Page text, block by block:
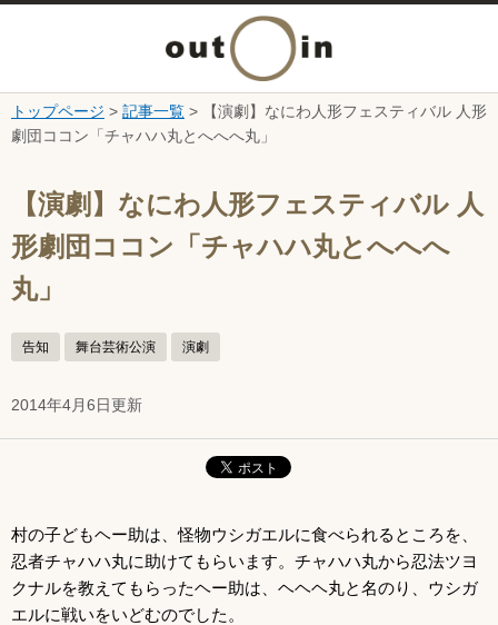
本文へ
ニ
ュ
ー
を
開
く
トップページ > 記事一覧 > 【演劇】なにわ人形フェスティバル 人形
劇団ココン「チャハハ丸とへへへ丸」
【演劇】なにわ人形フェスティバル 人
形劇団ココン「チャハハ丸とへへへ
丸」
告知 舞台芸術公演 演劇
2014年4月6日更新
村の子どもヘー助は、怪物ウシガエルに食べられるところを、
忍者チャハハ丸に助けてもらいます。チャハハ丸から忍法ツヨ
クナルを教えてもらったヘー助は、ヘヘヘ丸と名のり、ウシガ
エルに戦いをいどむのでした。